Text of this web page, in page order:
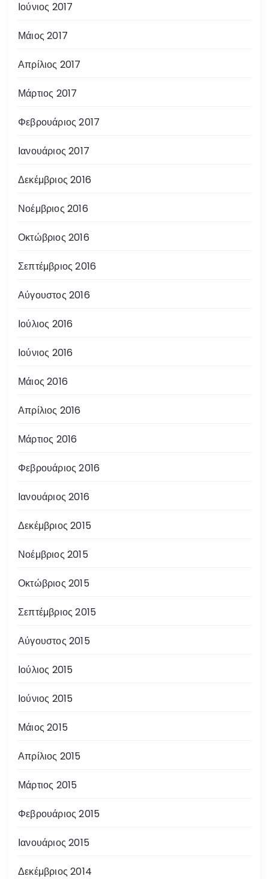
Ιούνιος 2017
Μάιος 2017
Απρίλιος 2017
Μάρτιος 2017
Φεβρουάριος 2017
Ιανουάριος 2017
Δεκέμβριος 2016
Νοέμβριος 2016
Οκτώβριος 2016
Σεπτέμβριος 2016
Αύγουστος 2016
Ιούλιος 2016
Ιούνιος 2016
Μάιος 2016
Απρίλιος 2016
Μάρτιος 2016
Φεβρουάριος 2016
Ιανουάριος 2016
Δεκέμβριος 2015
Νοέμβριος 2015
Οκτώβριος 2015
Σεπτέμβριος 2015
Αύγουστος 2015
Ιούλιος 2015
Ιούνιος 2015
Μάιος 2015
Απρίλιος 2015
Μάρτιος 2015
Φεβρουάριος 2015
Ιανουάριος 2015
Δεκέμβριος 2014